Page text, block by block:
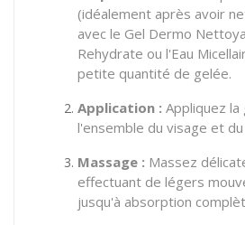
(idéalement après avoir
avec le Gel Dermo
Rehydrate ou l'Eau
petite quantité de gelée.
Application : Appliquez
l'ensemble du visage et du
Massage : Massez
effectuant de légers
jusqu'à absorption